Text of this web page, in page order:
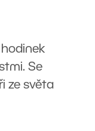
Se
ze světa